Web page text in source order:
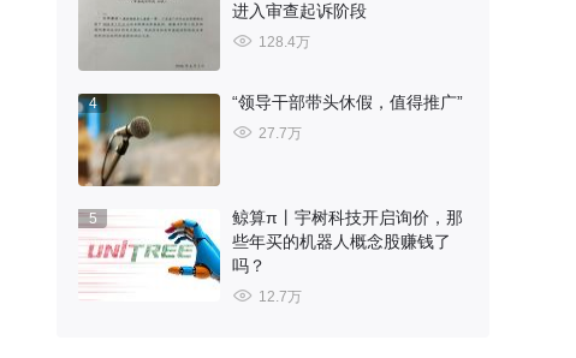
进入审查起诉阶段
128.4万
4 “领导干部带头休假，值得推广”
27.7万
5
鲸算π丨宇树科技开启询价，那
些年买的机器人概念股赚钱了
吗？
12.7万